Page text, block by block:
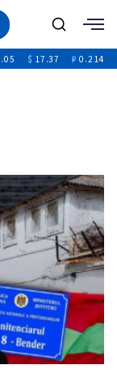
Видео
Выборы 2025
$ 17.37 ₽ 0.214